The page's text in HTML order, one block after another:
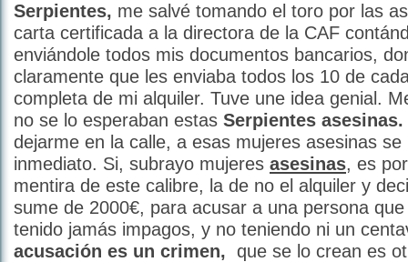
Serpientes, me salvé tomando el toro por las
carta certificada a la directora de la CAF
enviándole todos mis documentos bancarios,
claramente que les enviaba todos los 10 de
completa de mi alquiler. Tuve une idea genial.
no se lo esperaban estas Serpientes asesinas.
dejarme en la calle, a esas mujeres asesinas
inmediato. Si, subrayo mujeres asesinas, es
mentira de este calibre, la de no el alquiler y
sume de 2000€, para acusar a una persona
tenido jamás impagos, y no teniendo ni un
acusación es un crimen, que se lo crean es